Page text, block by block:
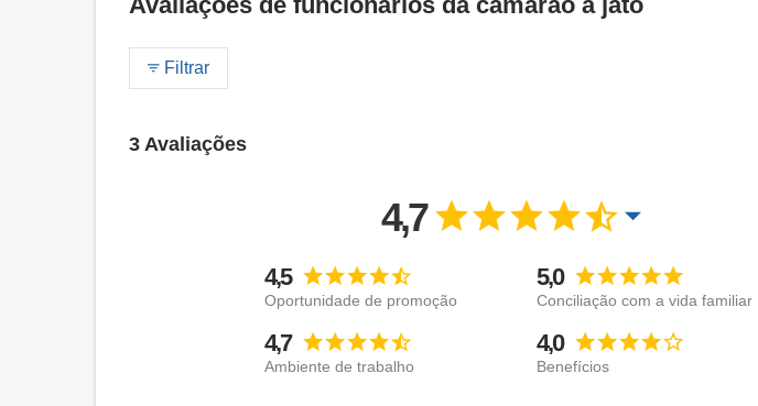
Filtrar
3 Avaliações
4,7
4,5
Oportunidade de promoção
5,0
Conciliação com a vida familiar
4,7
Ambiente de trabalho
4,0
Benefícios